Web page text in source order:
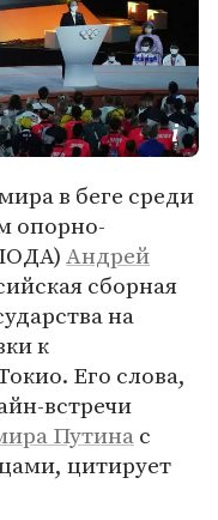
в беге среди
опорно-
Андрей
сборная
на
к
Его слова,
встречи
Путинас
цитирует